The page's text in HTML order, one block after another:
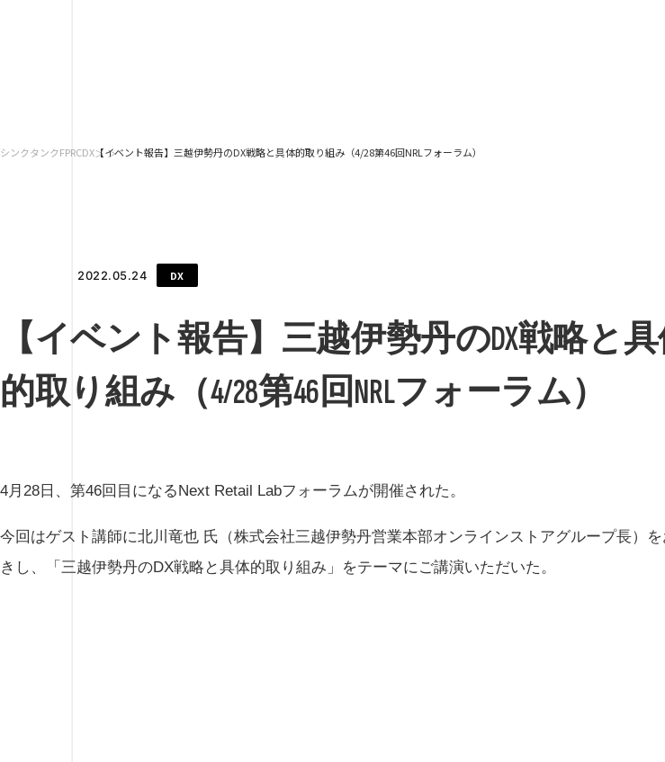
シンクタンクFPRCDX【イベント報告】三越伊勢丹のDX戦略と具体的取り組み（4/28第46回NRLフォーラム）
2022.05.24 DX
【イベント報告】三越伊勢丹のDX戦略と
的取り組み（4/28第46回NRLフォーラム）
4月28日、第46回目になるNext Retail Labフォーラムが開催された。
今回はゲスト講師に北川竜也 氏（株式会社三越伊勢丹営業本部オンラインストアグループ長）を
きし、「三越伊勢丹のDX戦略と具体的取り組み」をテーマにご講演いただいた。